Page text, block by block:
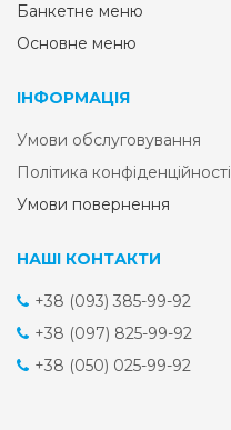
Банкетне меню
Основне меню
ІНФОРМАЦІЯ
Умови обслуговування
Політика конфіденційності
Умови повернення
НАШІ КОНТАКТИ
+38 (093) 385-99-92
+38 (097) 825-99-92
+38 (050) 025-99-92